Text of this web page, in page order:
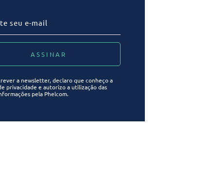
a newsletter, declaro que conheço a
privacidade e autorizo a utilização das
pela Phelcom.